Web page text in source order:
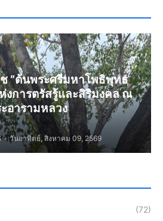
“ต้นพระศรีมหาโพธิพุทธ
การตรัสรู้และสิริมงคล ณ
อารามหลวง
- วันอาทิตย์, สิงหาคม 09, 2569
(72)